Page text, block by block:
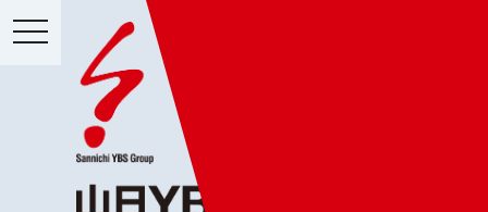
toggle
navigation